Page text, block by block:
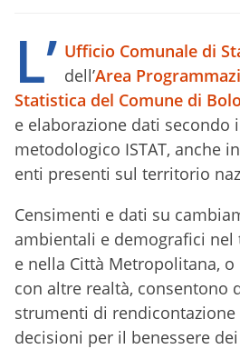
L’ Ufficio Comunale di
dell’Area
Statistica del Comune di
e elaborazione dati secondo
metodologico ISTAT, anche
enti presenti sul territorio
Censimenti e dati su
ambientali e demografici
e nella Città Metropolitana,
con altre realtà, consentono
strumenti di
decisioni per il benessere